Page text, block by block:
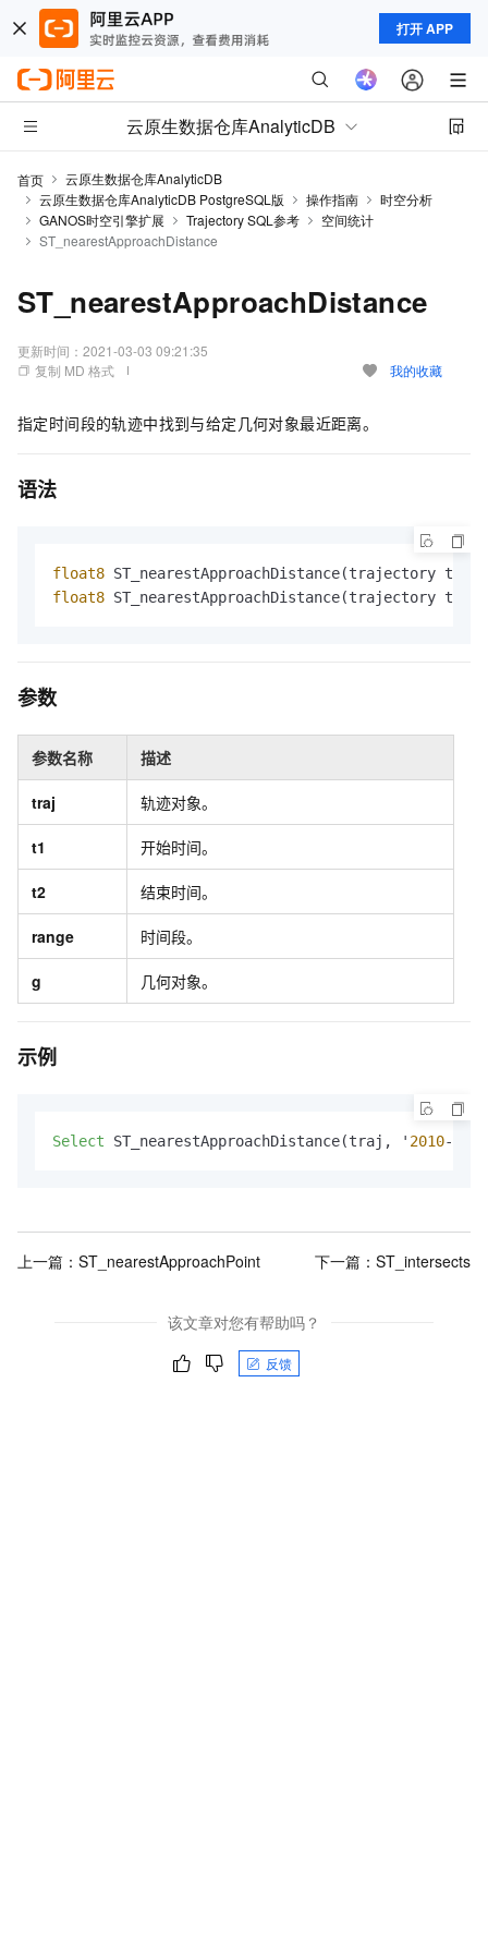
打开 APP
云原生数据仓库AnalyticDB
首页
云原生数据仓库AnalyticDB
云原生数据仓库AnalyticDB PostgreSQL版
操作指南
时空分析
GANOS时空引擎扩展
Trajectory SQL参考
空间统计
S​T_nearestApproachDistance
S​T_nearestApproachDistance
更新时间： 2021-03-03 09:21:35
复制 MD 格式
我的收藏
指定时间段的轨迹中找到与给定几何对象最近距离。
语法
float8 S​T_nearestApproachDistance(trajectory
float8 S​T_nearestApproachDistance(trajectory
参数
参数名称 描述
traj 轨迹对象。
t1 开始时间。
t2 结束时间。
range 时间段。
g 几何对象。
示例
Select ST_nearestApproachDistance(traj, ' 2010-
上一篇： ST​_nearestApproachPoint 下一篇： ST_intersects
该文章对您有帮助吗？
反馈